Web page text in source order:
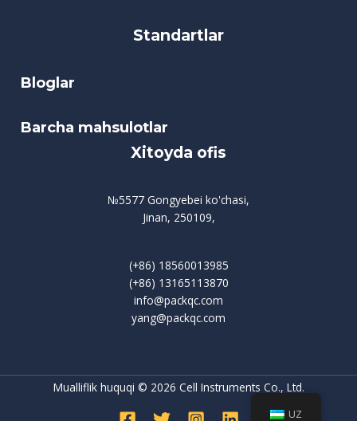
Standartlar
Bloglar
Barcha mahsulotlar
Xitoyda ofis
№5577 Gongyebei ko'chasi,
Jinan, 250109,
(+86) 18560013985
(+86) 13165113870
info@packqc.com
yang@packqc.com
Mualliflik huquqi © 2026 Cell Instruments Co., Ltd.
UZ